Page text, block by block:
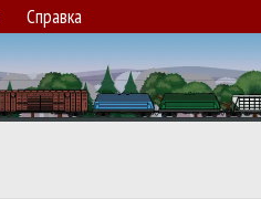
Справка